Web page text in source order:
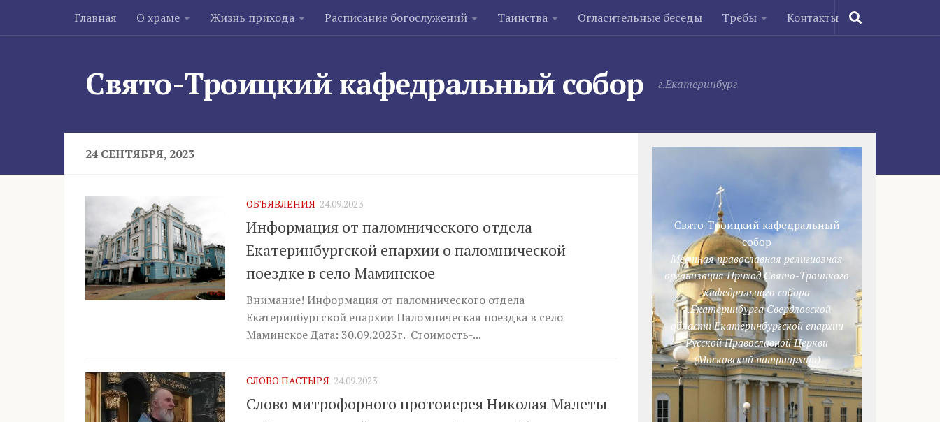
Skip to content
Главная О храме Жизнь прихода Расписание богослужений Таинства Огласительные беседы Требы Контакты
Свято-Троицкий кафедральный собор г.Екатеринбург
24 СЕНТЯБРЯ, 2023
ОБЪЯВЛЕНИЯ 24.09.2023
Информация от паломнического отдела
Екатеринбургской епархии о паломнической
поездке в село Маминское
Внимание! Информация от паломнического отдела
Екатеринбургской епархии Паломническая поездка в село
Маминское Дата: 30.09.2023г. Стоимость-...
СЛОВО ПАСТЫРЯ 24.09.2023
Слово митрофорного протоиерея Николая Малеты
Свято-Троицкий кафедральный
собор
Местная православная религиозная
организация Приход Свято-Троицкого
кафедрального собора
г.Екатеринбурга Свердловской
области Екатеринбургской епархии
Русской Православной Церкви
(Московский патриархат)